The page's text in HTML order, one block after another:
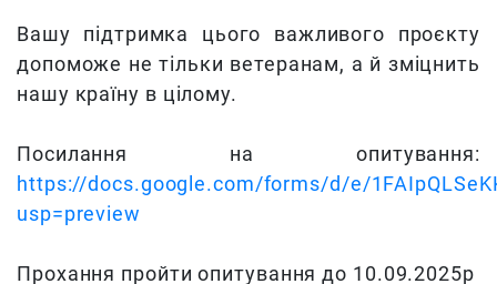
Вашу підтримка цього важливого проєкту
допоможе не тільки ветеранам, а й зміцнить
нашу країну в цілому.
Посилання на опитування:
https://docs.google.com/forms/d/e/
usp=preview
Прохання пройти опитування до 10.09.2025р